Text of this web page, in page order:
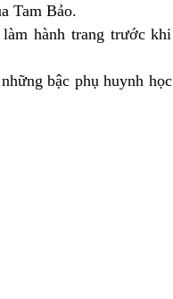
Tam Bảo.
hành trang trước khi
bậc phụ huynh học